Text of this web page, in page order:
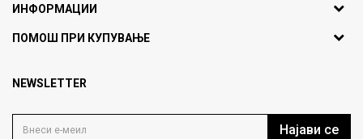
ИНФОРМАЦИИ
За нас
Продавница
Кариера
ПОМОШ ПРИ КУПУВАЊЕ
Политика на приватност
Како да купите
NEWSLETTER
Најави се